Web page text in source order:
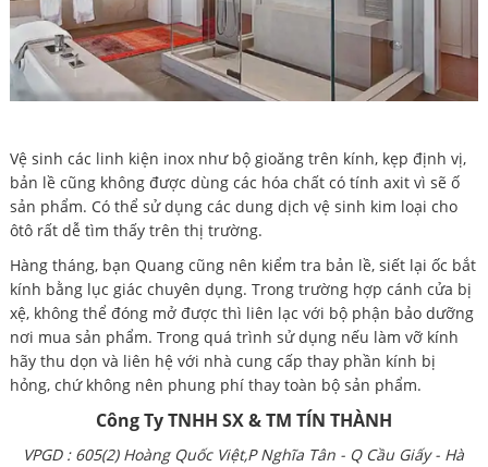
Vệ sinh các linh kiện inox như bộ gioăng trên kính, kẹp định vị,
bản lề cũng không được dùng các hóa chất có tính axit vì sẽ ố
sản phẩm. Có thể sử dụng các dung dịch vệ sinh kim loại cho
ôtô rất dễ tìm thấy trên thị trường.
Hàng tháng, bạn Quang cũng nên kiểm tra bản lề, siết lại ốc bắt
kính bằng lục giác chuyên dụng. Trong trường hợp cánh cửa bị
xệ, không thể đóng mở được thì liên lạc với bộ phận bảo dưỡng
nơi mua sản phẩm. Trong quá trình sử dụng nếu làm vỡ kính
hãy thu dọn và liên hệ với nhà cung cấp thay phần kính bị
hỏng, chứ không nên phung phí thay toàn bộ sản phẩm.
Công Ty TNHH SX & TM TÍN THÀNH
VPGD : 605(2) Hoàng Quốc Việt,P Nghĩa Tân - Q Cầu Giấy - Hà